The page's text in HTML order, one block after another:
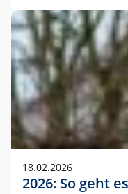
18.02.2026
2026: So geht